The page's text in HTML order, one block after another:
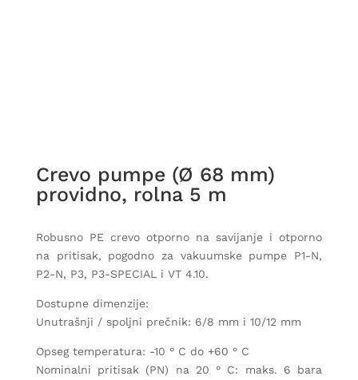
Crevo pumpe (Ø 68 mm)
providno, rolna 5 m
Robusno PE crevo otporno na savijanje i otporno
na pritisak, pogodno za vakuumske pumpe P1-N,
P2-N, P3, P3-SPECIAL i VT 4.10.
Dostupne dimenzije:
Unutrašnji / spoljni prečnik: 6/8 mm i 10/12 mm
Opseg temperatura: -10 ° C do +60 ° C
Nominalni pritisak (PN) na 20 ° C: maks. 6 bara